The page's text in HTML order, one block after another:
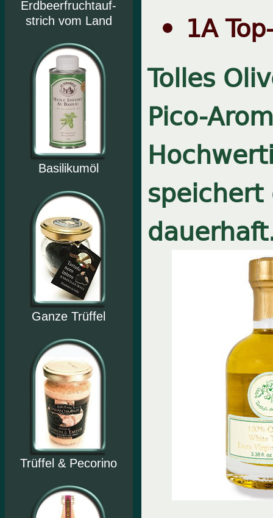
Erdbeerfruchtauf-
strich vom Land
Basilikumöl
Ganze Trüffel
Trüffel & Pecorino
1A
Tolles
Pico-
speichert